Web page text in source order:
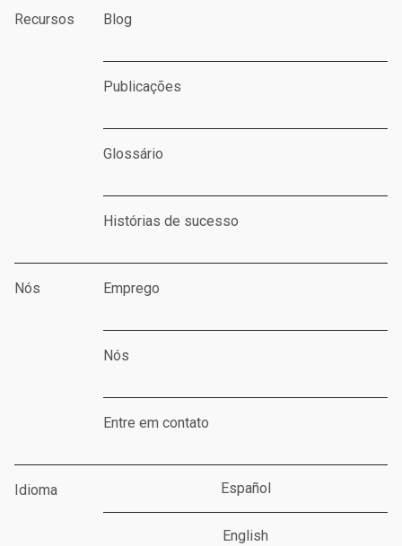
Recursos Blog
Publicações
Glossário
Histórias de sucesso
Nós Emprego
Nós
Entre em contato
Idioma Español
English